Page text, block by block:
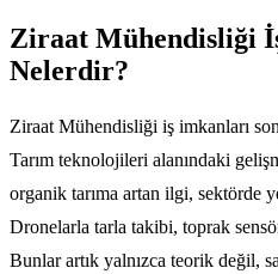
Ziraat Mühendisliği
Nelerdir?
Ziraat Mühendisliği iş imkanları
Tarım teknolojileri alanındaki
organik tarıma artan ilgi, sektörde
Dronelarla tarla takibi, toprak
Bunlar artık yalnızca teorik değil,